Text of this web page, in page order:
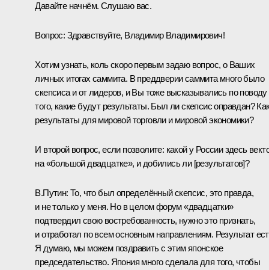
Давайте начнём. Слушаю вас.
Вопрос: Здравствуйте, Владимир Владимирович!
Хотим узнать, коль скоро первым задаю вопрос, о Ваших
личных итогах саммита. В преддверии саммита много было
скепсиса и от лидеров, и Вы тоже высказывались по поводу
того, какие будут результаты. Был ли скепсис оправдан?
результаты для мировой торговли и мировой экономики?
И второй вопрос, если позволите: какой у России здесь
на «большой двадцатке», и добились ли [результатов]?
В.Путин: То, что был определённый скепсис, это правда,
и не только у меня. Но в целом форум «двадцатки»
подтвердил свою востребованность, нужно это признать,
и отработал по всем основным направлениям. Результат
Я думаю, мы можем поздравить с этим японское
председательство. Япония много сделала для того, чтобы